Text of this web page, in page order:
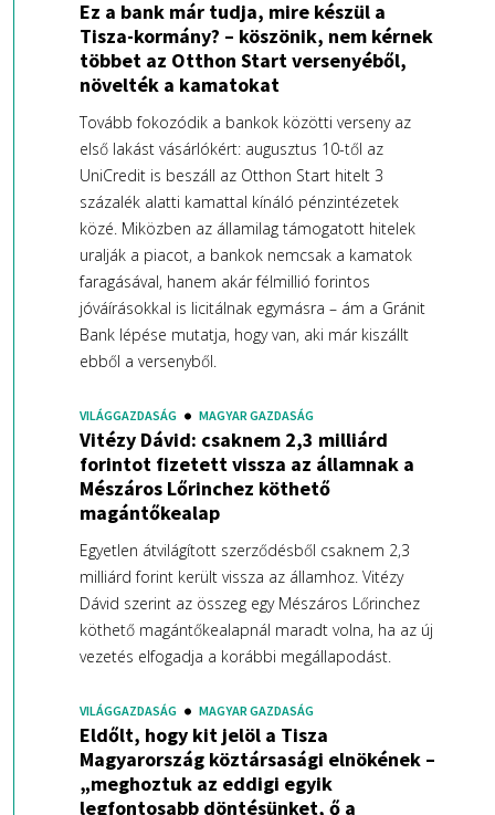
Ez a bank már tudja, mire készül a
Tisza-kormány? – köszönik, nem kérnek
többet az Otthon Start versenyéből,
növelték a kamatokat
Tovább fokozódik a bankok közötti verseny az
első lakást vásárlókért: augusztus 10-től az
UniCredit is beszáll az Otthon Start hitelt 3
százalék alatti kamattal kínáló pénzintézetek
közé. Miközben az államilag támogatott hitelek
uralják a piacot, a bankok nemcsak a kamatok
faragásával, hanem akár félmillió forintos
jóváírásokkal is licitálnak egymásra – ám a Gránit
Bank lépése mutatja, hogy van, aki már kiszállt
ebből a versenyből.
VILÁGGAZDASÁG MAGYAR GAZDASÁG
Vitézy Dávid: csaknem 2,3 milliárd
forintot fizetett vissza az államnak a
Mészáros Lőrinchez köthető
magántőkealap
Egyetlen átvilágított szerződésből csaknem 2,3
milliárd forint került vissza az államhoz. Vitézy
Dávid szerint az összeg egy Mészáros Lőrinchez
köthető magántőkealapnál maradt volna, ha az új
vezetés elfogadja a korábbi megállapodást.
VILÁGGAZDASÁG MAGYAR GAZDASÁG
Eldőlt, hogy kit jelöl a Tisza
Magyarország köztársasági elnökének –
„meghoztuk az eddigi egyik
legfontosabb döntésünket, ő a